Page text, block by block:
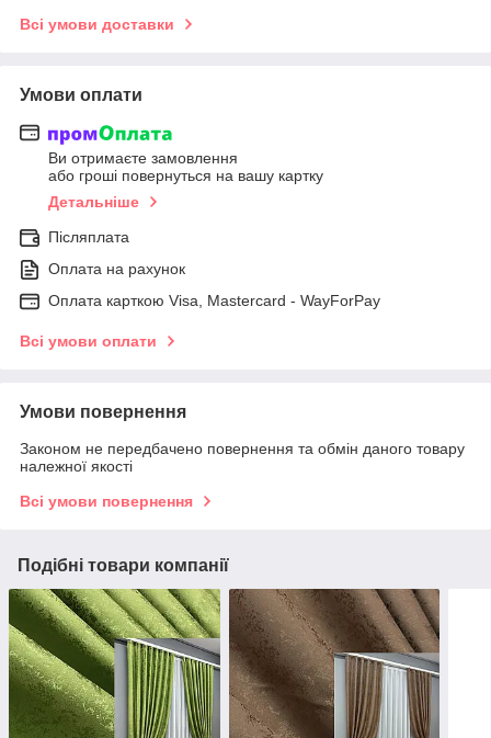
Всі умови доставки
Умови оплати
Ви отримаєте замовлення
або гроші повернуться на вашу картку
Детальніше
Післяплата
Оплата на рахунок
Оплата карткою Visa, Mastercard - WayForPay
Всі умови оплати
Умови повернення
Законом не передбачено повернення та обмін даного товару
належної якості
Всі умови повернення
Подібні товари компанії